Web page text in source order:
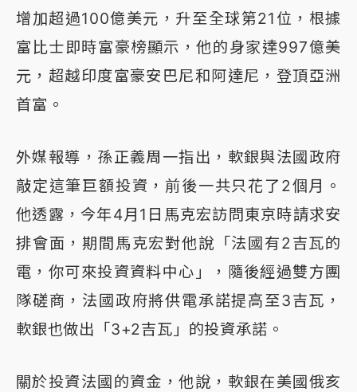
增加超過100億美元，升至全球第21位，根據
富比士即時富豪榜顯示，他的身家達997億美
元，超越印度富豪安巴尼和阿達尼，登頂亞洲
首富。
外媒報導，孫正義周一指出，軟銀與法國政府
敲定這筆巨額投資，前後一共只花了2個月。
他透露，今年4月1日馬克宏訪問東京時請求安
排會面，期間馬克宏對他說「法國有2吉瓦的
電，你可來投資資料中心」，隨後經過雙方團
隊磋商，法國政府將供電承諾提高至3吉瓦，
軟銀也做出「3+2吉瓦」的投資承諾。
關於投資法國的資金，他說，軟銀在美國俄亥